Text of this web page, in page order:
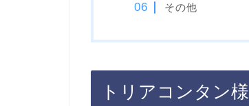
その他
トリアコンタン様